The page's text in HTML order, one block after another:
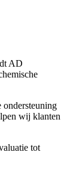
AD
ondersteuning
wij klanten
tot